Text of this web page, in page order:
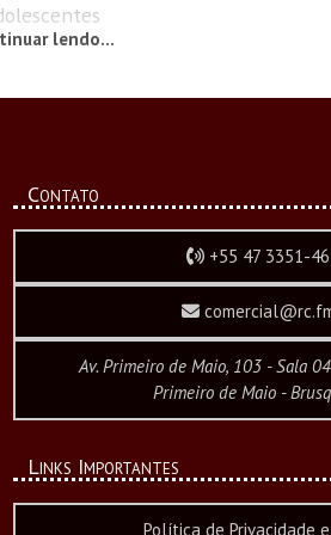
ECA
de...
lendo...
Contato
+55 47 3351-
Av. Primeiro de Maio, 103 - Sala
Primeiro de Maio -
Links Importantes
Política de Privacidade e